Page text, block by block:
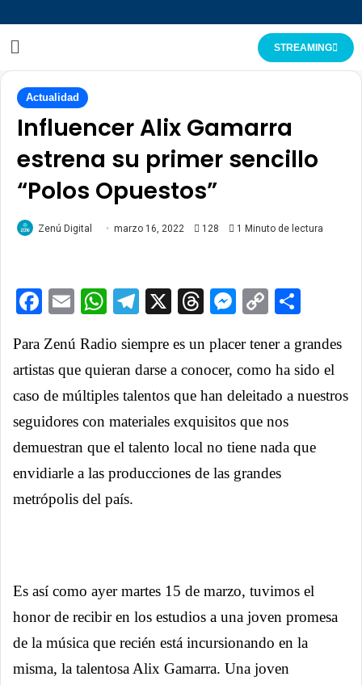
STREAMING
Actualidad
Influencer Alix Gamarra
estrena su primer sencillo
“Polos Opuestos”
Zenú Digital marzo 16, 2022 128 1 Minuto de lectura
Facebook
EmailWhatsApp
Telegram
X ThreadsCopy
Para Zenú Radio siempre es un placer tener a grandes
artistas que quieran darse a conocer, como ha sido el
caso de múltiples talentos que han deleitado a nuestros
seguidores con materiales exquisitos que nos
demuestran que el talento local no tiene nada que
envidiarle a las producciones de las grandes
metrópolis del país.
Es así como ayer martes 15 de marzo, tuvimos el
honor de recibir en los estudios a una joven promesa
de la música que recién está incursionando en la
misma, la talentosa Alix Gamarra. Una joven